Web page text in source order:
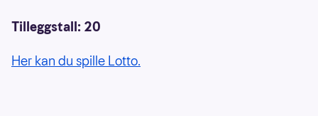
Tilleggstall: 20
Her kan du spille Lotto.